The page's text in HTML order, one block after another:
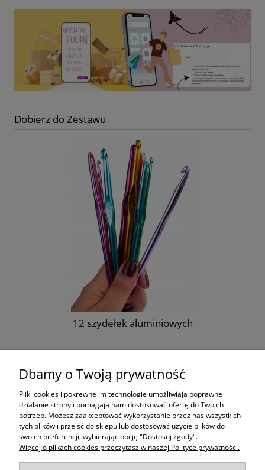
Dobierz do Zestawu
12 szydełek aluminiowych
Moje konto
Płatności i dostawa
Dbamy o Twoją prywatność
Pliki cookies i pokrewne im technologie umożliwiają poprawne
działanie strony i pomagają nam dostosować ofertę do Twoich
potrzeb. Możesz zaakceptować wykorzystanie przez nas wszystkich
tych plików i przejść do sklepu lub dostosować użycie plików do
swoich preferencji, wybierając opcję "Dostosuj zgody".
Więcej o plikach cookies przeczytasz w naszej Polityce prywatności.